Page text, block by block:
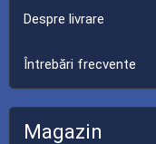
Despre livrare
Întrebări frecvente
Magazin